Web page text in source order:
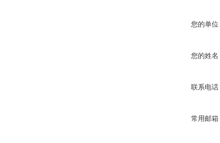
您的单位
您的姓名
联系电话
常用邮箱